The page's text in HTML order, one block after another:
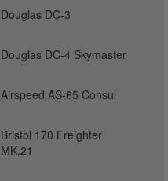
Douglas DC-3
Douglas DC-4 Skymaster
Airspeed AS-65 Consul
Bristol 170 Freighter
MK.21